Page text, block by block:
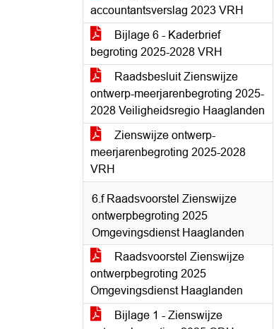
accountantsverslag 2023 VRH
Bijlage 6 - Kaderbrief
begroting 2025-2028 VRH
Raadsbesluit Zienswijze
ontwerp-meerjarenbegroting 2025-
2028 Veiligheidsregio Haaglanden
Zienswijze ontwerp-
meerjarenbegroting 2025-2028
VRH
6.f Raadsvoorstel Zienswijze
ontwerpbegroting 2025
Omgevingsdienst Haaglanden
Raadsvoorstel Zienswijze
ontwerpbegroting 2025
Omgevingsdienst Haaglanden
Bijlage 1 - Zienswijze